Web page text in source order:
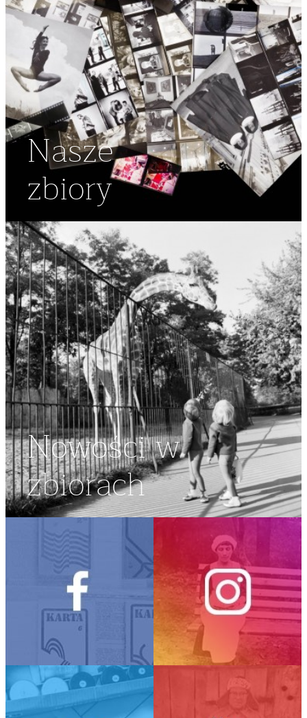
Nasze
zbiory
Nowości w
zbiorach